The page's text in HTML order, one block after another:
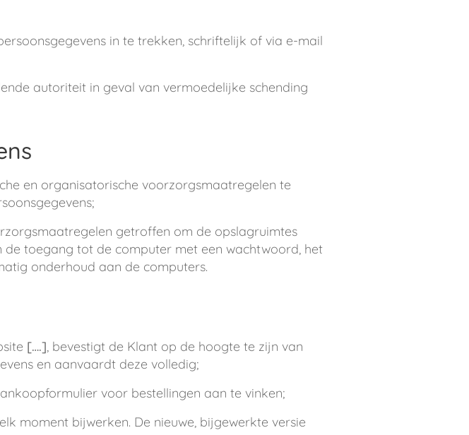
in te trekken, schriftelijk of via e-mail
autoriteit in geval van vermoedelijke schending
en organisatorische voorzorgsmaatregelen te
getroffen om de opslagruimtes
toegang tot de computer met een wachtwoord, het
onderhoud aan de computers.
[….], bevestigt de Klant op de hoogte te zijn van
en aanvaardt deze volledig;
voor bestellingen aan te vinken;
moment bijwerken. De nieuwe, bijgewerkte versie